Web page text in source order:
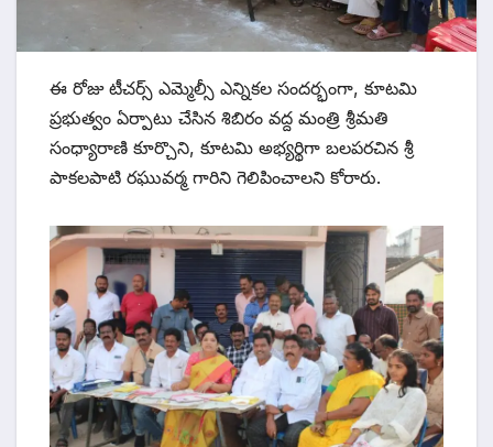
ఈ రోజు టీచర్స్ ఎమ్మెల్సీ ఎన్నికల సందర్భంగా, కూటమి
ప్రభుత్వం ఏర్పాటు చేసిన శిబిరం వద్ద మంత్రి శ్రీమతి
సంధ్యారాణి కూర్చొని, కూటమి అభ్యర్థిగా బలపరచిన శ్రీ
పాకలపాటి రఘువర్మ గారిని గెలిపించాలని కోరారు.